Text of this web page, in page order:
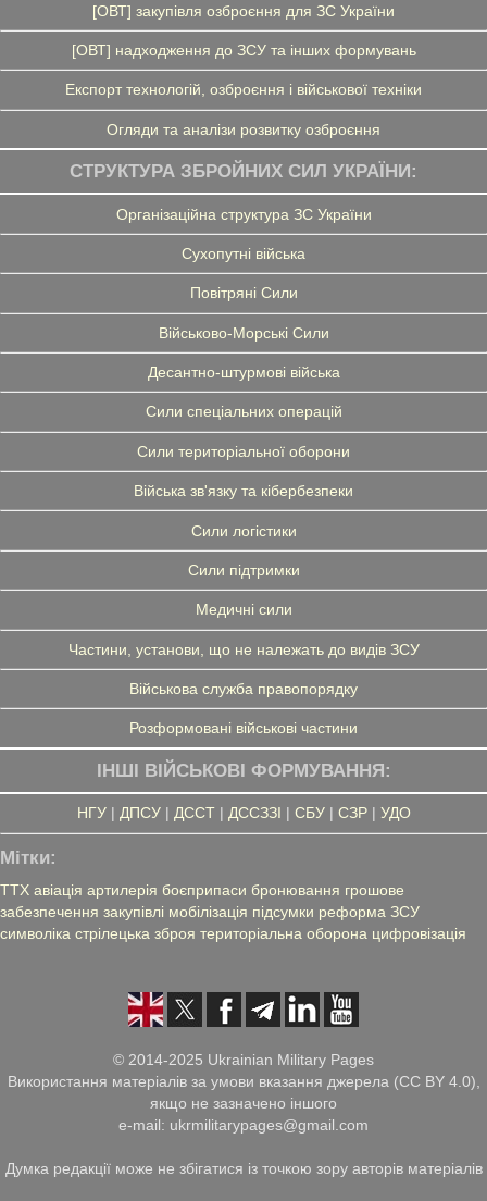
[ОВТ] закупівля озброєння для ЗС України
[ОВТ] надходження до ЗСУ та інших формувань
Експорт технологій, озброєння і військової техніки
Огляди та аналізи розвитку озброєння
СТРУКТУРА ЗБРОЙНИХ СИЛ УКРАЇНИ:
Організаційна структура ЗС України
Сухопутні війська
Повітряні Сили
Військово-Морські Сили
Десантно-штурмові війська
Сили спеціальних операцій
Сили територіальної оборони
Війська зв'язку та кібербезпеки
Сили логістики
Сили підтримки
Медичні сили
Частини, установи, що не належать до видів ЗСУ
Військова служба правопорядку
Розформовані військові частини
ІНШІ ВІЙСЬКОВІ ФОРМУВАННЯ:
НГУ| ДПСУ| ДССТ| ДССЗЗІ | СБУ| СЗР| УДО
Мітки:
ТТХ авіація артилерія боєприпаси бронювання грошове
забезпечення закупівлі мобілізація підсумки реформа ЗСУ
символіка стрілецька зброя територіальна оборона цифровізація
© 2014-2025 Ukrainian Military Pages
Використання матеріалів за умови вказання джерела (CC BY 4.0),
якщо не зазначено іншого
e-mail: ukrmilitarypages@gmail.com
Думка редакції може не збігатися із точкою зору авторів матеріалів